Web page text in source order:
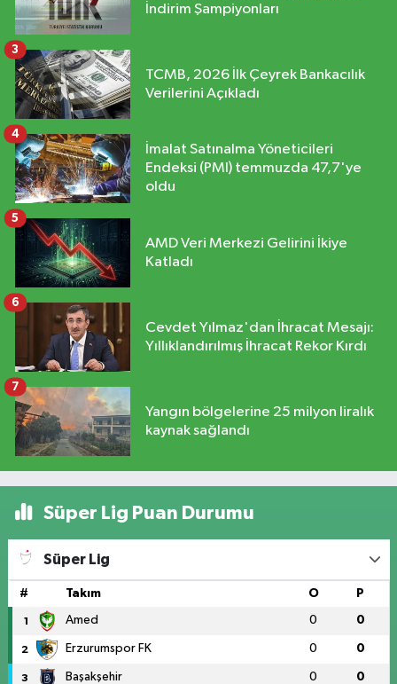
İndirim Şampiyonları
TCMB, 2026 İlk Çeyrek Bankacılık
Verilerini Açıkladı
3
İmalat Satınalma Yöneticileri
Endeksi (PMI) temmuzda 47,7'ye
oldu
4
AMD Veri Merkezi Gelirini İkiye
Katladı
5
Cevdet Yılmaz'dan İhracat Mesajı:
Yıllıklandırılmış İhracat Rekor Kırdı
6
Yangın bölgelerine 25 milyon liralık
kaynak sağlandı
7
Süper Lig Puan Durumu
Süper Lig
# Takım O P
1 Amed 0 0
2 Erzurumspor FK 0 0
3 Başakşehir 0 0